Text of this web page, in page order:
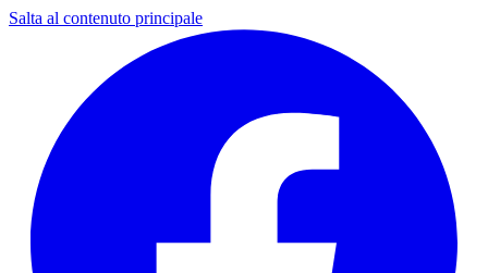
Salta al contenuto principale